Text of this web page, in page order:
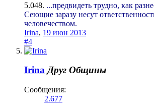
5.048. ...предвидеть трудно, как
Сеющие заразу несут
человечеством.
Irina, 19 июн 2013
#4
Irina Друг Общины
Сообщения:
2.677